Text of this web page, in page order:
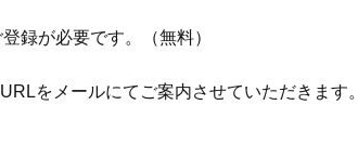
録が必要です。（無料）
をメールにてご案内させていただきます。